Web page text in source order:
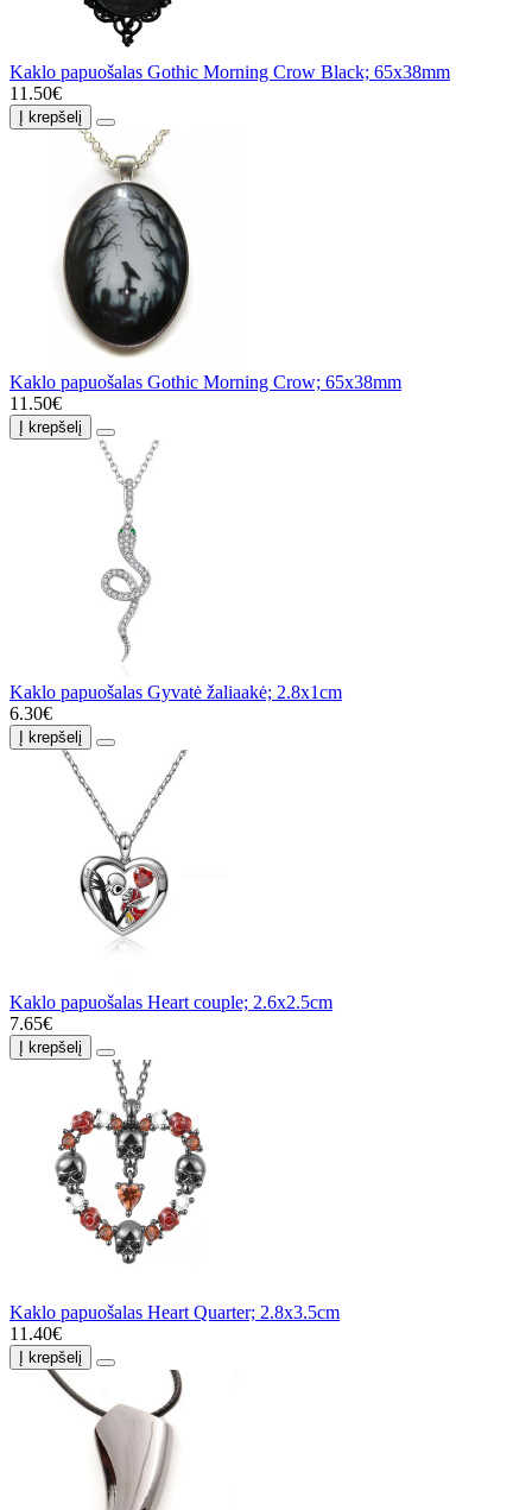
Kaklo papuošalas Gothic Morning Crow Black; 65x38mm
11.50€
Į krepšelį
Kaklo papuošalas Gothic Morning Crow; 65x38mm
11.50€
Į krepšelį
Kaklo papuošalas Gyvatė žaliaakė; 2.8x1cm
6.30€
Į krepšelį
Kaklo papuošalas Heart couple; 2.6x2.5cm
7.65€
Į krepšelį
Kaklo papuošalas Heart Quarter; 2.8x3.5cm
11.40€
Į krepšelį